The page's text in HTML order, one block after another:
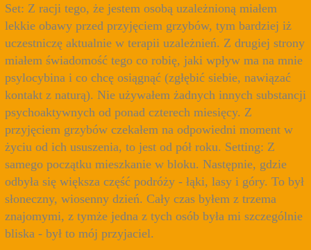
Set: Z racji tego, że jestem osobą uzależnioną miałem
lekkie obawy przed przyjęciem grzybów, tym bardziej iż
uczestniczę aktualnie w terapii uzależnień. Z drugiej strony
miałem świadomość tego co robię, jaki wpływ ma na mnie
psylocybina i co chcę osiągnąć (zgłębić siebie, nawiązać
kontakt z naturą). Nie używałem żadnych innych substancji
psychoaktywnych od ponad czterech miesięcy. Z
przyjęciem grzybów czekałem na odpowiedni moment w
życiu od ich ususzenia, to jest od pół roku. Setting: Z
samego początku mieszkanie w bloku. Następnie, gdzie
odbyła się większa część podróży - łąki, lasy i góry. To był
słoneczny, wiosenny dzień. Cały czas byłem z trzema
znajomymi, z tymże jedna z tych osób była mi szczególnie
bliska - był to mój przyjaciel.